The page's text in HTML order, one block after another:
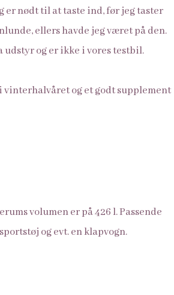
er nødt til at taste ind, før jeg taster
ellers havde jeg været på den.
og er ikke i vores testbil.
vinterhalvåret og et godt supplement
volumen er på 426 l. Passende
og evt. en klapvogn.